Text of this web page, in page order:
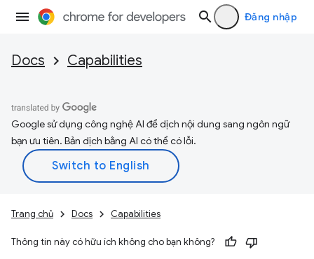
Đăng nhập
Docs Capabilities
Google sử dụng công nghệ AI để dịch nội dung sang ngôn ngữ
bạn ưu tiên. Bản dịch bằng AI có thể có lỗi.
Trang chủ Docs Capabilities
Thông tin này có hữu ích không cho bạn không?